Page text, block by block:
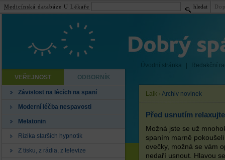
Úvodní stránka
Redakční
VEŘEJNOST
ODBORNÍK
Závislost na lécích na spaní
Moderní léčba nespavosti
Melatonin
Rizika starších hypnotik
Z tisku, z rádia, z televize
Laik › Archiv novinek
Před usnutím
Možná jste se už
spaním marně
ovečky, možná se vám
nedaří usnout. Hlavou
Medicínská databáze U Lékaře hledat